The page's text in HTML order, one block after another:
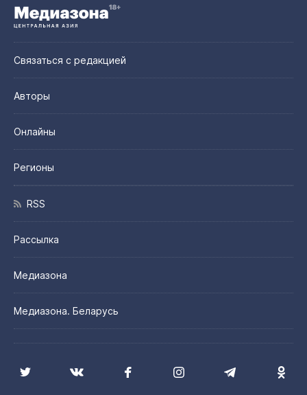
Связаться с редакцией
Авторы
Онлайны
Регионы
RSS
Рассылка
Медиазона
Медиазона. Беларусь